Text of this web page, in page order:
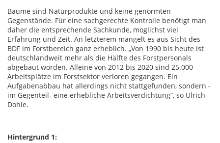
Bäume sind Naturprodukte und keine genormten
Gegenstände. Für eine sachgerechte Kontrolle benötigt man
daher die entsprechende Sachkunde, möglichst viel
Erfahrung und Zeit. An letzterem mangelt es aus Sicht des
BDF im Forstbereich ganz erheblich. „Von 1990 bis heute ist
deutschlandweit mehr als die Hälfte des Forstpersonals
abgebaut worden. Alleine von 2012 bis 2020 sind 25.000
Arbeitsplätze im Forstsektor verloren gegangen. Ein
Aufgabenabbau hat allerdings nicht stattgefunden, sondern -
im Gegenteil- eine erhebliche Arbeitsverdichtung“, so Ulrich
Dohle.
Hintergrund 1: